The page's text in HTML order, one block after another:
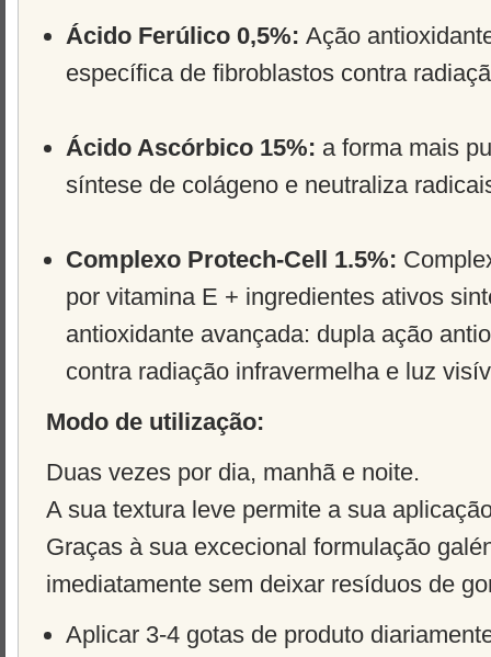
Ácido Ferúlico 0,5%: Ação
específica de fibroblastos contra
Ácido Ascórbico 15%: a forma mais
síntese de colágeno e neutraliza
Complexo Protech-Cell 1.5%:
por vitamina E + ingredientes ativos
antioxidante avançada: dupla ação
contra radiação infravermelha e luz
Modo de utilização:
Duas vezes por dia, manhã e noite.
A sua textura leve permite a sua
Graças à sua excecional formulação
imediatamente sem deixar resíduos de
Aplicar 3-4 gotas de produto